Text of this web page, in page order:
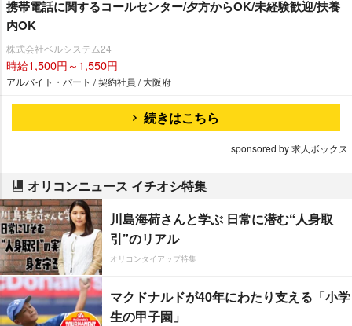
携帯電話に関するコールセンター/夕方からOK/未経験歓迎/扶養
内OK
株式会社ベルシステム24
時給1,500円～1,550円
アルバイト・パート / 契約社員 / 大阪府
続きはこちら
sponsored by 求人ボックス
オリコンニュース イチオシ特集
川島海荷さんと学ぶ 日常に潜む“人身取
引”のリアル
オリコンタイアップ特集
マクドナルドが40年にわたり支える「小学
生の甲子園」